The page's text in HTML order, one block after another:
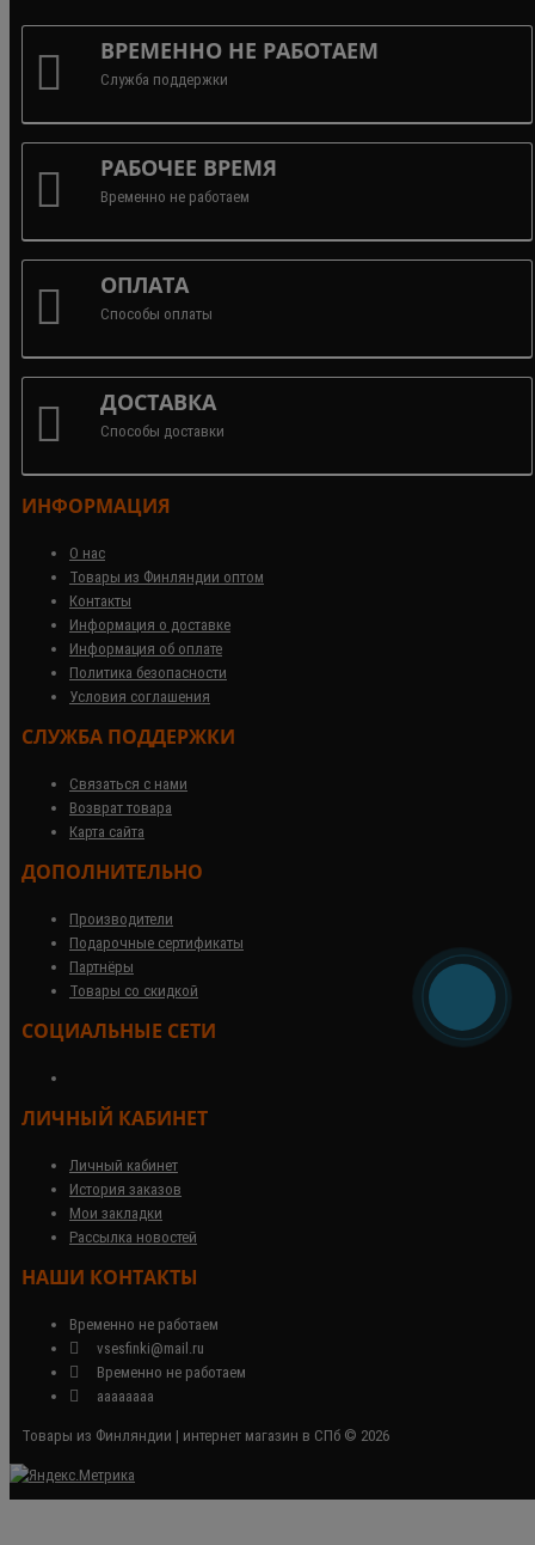
ВРЕМЕННО НЕ РАБОТАЕМ
Служба поддержки
РАБОЧЕЕ ВРЕМЯ
Временно не работаем
ОПЛАТА
Способы оплаты
ДОСТАВКА
Способы доставки
ИНФОРМАЦИЯ
О нас
Товары из Финляндии оптом
Контакты
Информация о доставке
Информация об оплате
Политика безопасности
Условия соглашения
СЛУЖБА ПОДДЕРЖКИ
Связаться с нами
Возврат товара
Карта сайта
ДОПОЛНИТЕЛЬНО
Производители
Подарочные сертификаты
Партнёры
Товары со скидкой
СОЦИАЛЬНЫЕ СЕТИ
ЛИЧНЫЙ КАБИНЕТ
Личный кабинет
История заказов
Мои закладки
Рассылка новостей
НАШИ КОНТАКТЫ
Временно не работаем
vsesfinki@mail.ru
Временно не работаем
аааааааа
Товары из Финляндии | интернет магазин в СПб © 2026